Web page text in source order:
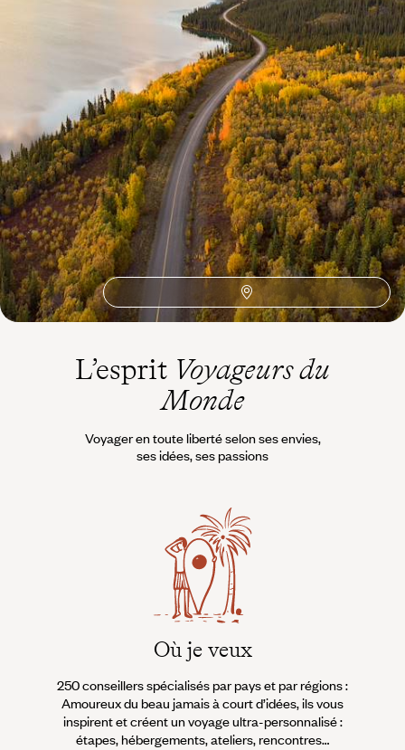
Idées associées
Autotour Observation Animaux Road Trip
Salt Rock
Architecture contemporain
Amérique du Nord
Alberta
Afrique Australe
Festival Ezulwini Elephant
Durban
Drakensberg
Colombie Britannique Clearwater
Circuit USA
Circuit Canada
Cheval Canoe Kayak Big Five
L’esprit Voyageurs du
Monde
Voyager en toute liberté selon ses envies,
ses idées, ses passions
Où je veux
250 conseillers spécialisés par pays et par régions :
Amoureux du beau jamais à court d’idées, ils vous
inspirent et créent un voyage ultra-personnalisé :
étapes, hébergements, ateliers, rencontres…